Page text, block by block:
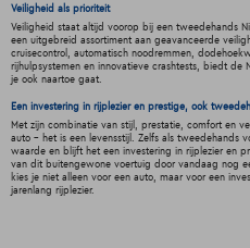
Veiligheid als prioriteit
Veiligheid staat altijd voorop bij een tweedehands
een uitgebreid assortiment aan geavanceerde
cruisecontrol, automatisch noodremmen,
rijhulpsystemen en innovatieve crashtests, biedt de
je ook naartoe gaat.
Een investering in rijplezier en prestige, ook
Met zijn combinatie van stijl, prestatie, comfort en
auto - het is een levensstijl. Zelfs als tweedehands
waarde en blijft het een investering in rijplezier en
van dit buitengewone voertuig door vandaag nog
kies je niet alleen voor een auto, maar voor een
jarenlang rijplezier.